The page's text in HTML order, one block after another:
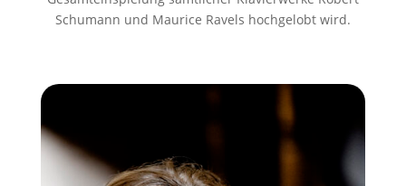
Schumann und Maurice Ravels hochgelobt wird.